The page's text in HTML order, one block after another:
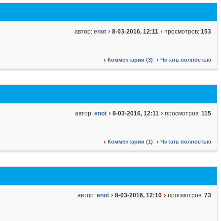
автор: enot 8-03-2016, 12:11 просмотров: 153
Комментарии (3) Читать полностью
автор: enot 8-03-2016, 12:11 просмотров: 115
Комментарии (1) Читать полностью
автор: enot 8-03-2016, 12:10 просмотров: 73